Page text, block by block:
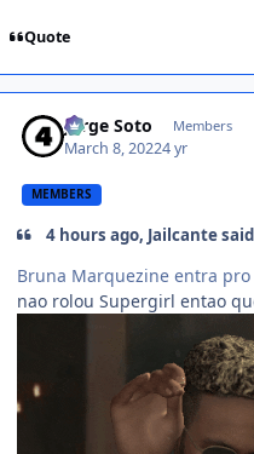
Quote
Jorge Soto Members
March 8, 20224 yr
MEMBERS
4 hours ago, Jailcante
Bruna Marquezine entra pro
nao rolou Supergirl entao